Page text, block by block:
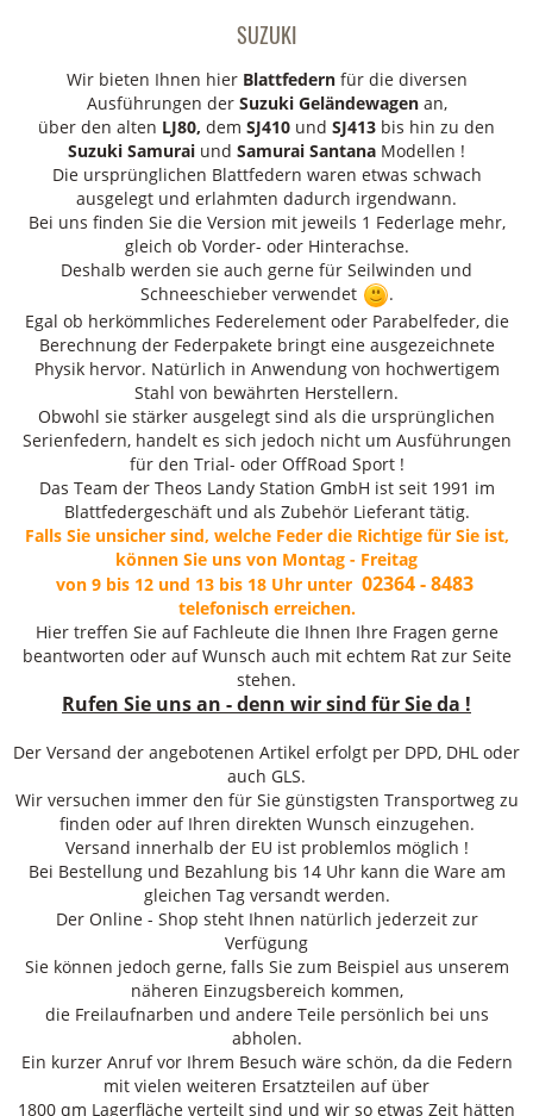
SUZUKI
Wir bieten Ihnen hier Blattfedernfür die diversen
Ausführungen der Suzuki Geländewagenan,
über den alten LJ80, dem SJ410 und SJ413 bis hin zu den
Suzuki Samurai und Samurai Santana Modellen !
Die ursprünglichen Blattfedern waren etwas schwach
ausgelegt und erlahmten dadurch irgendwann.
Bei uns finden Sie die Version mit jeweils 1 Federlage mehr,
gleich ob Vorder- oder Hinterachse.
Deshalb werden sie auch gerne für Seilwinden und
Schneeschieber verwendet
.
Egal ob herkömmliches Federelement oder Parabelfeder, die
Berechnung der Federpakete bringt eine ausgezeichnete
Physik hervor. Natürlich in Anwendung von hochwertigem
Stahl von bewährten Herstellern.
Obwohl sie stärker ausgelegt sind als die ursprünglichen
Serienfedern, handelt es sich jedoch nicht um Ausführungen
für den Trial- oder OffRoad Sport !
Das Team der Theos Landy Station GmbH ist seit 1991 im
Blattfedergeschäft und als Zubehör Lieferant tätig.
Falls Sie unsicher sind, welche Feder die Richtige für Sie ist,
können Sie uns von Montag - Freitag
von 9 bis 12 und 13 bis 18 Uhr unter 02364 - 8483
telefonisch erreichen.
Hier treffen Sie auf Fachleute die Ihnen Ihre Fragen gerne
beantworten oder auf Wunsch auch mit echtem Rat zur Seite
stehen.
Rufen Sie uns an - denn wir sind für Sie da !
Der Versand der angebotenen Artikel erfolgt per DPD, DHL oder
auch GLS.
Wir versuchen immer den für Sie günstigsten Transportweg zu
finden oder auf Ihren direkten Wunsch einzugehen.
Versand innerhalb der EU ist problemlos möglich !
Bei Bestellung und Bezahlung bis 14 Uhr kann die Ware am
gleichen Tag versandt werden.
Der Online - Shop steht Ihnen natürlich jederzeit zur
Verfügung
Sie können jedoch gerne, falls Sie zum Beispiel aus unserem
näheren Einzugsbereich kommen,
die Freilaufnarben und andere Teile persönlich bei uns
abholen.
Ein kurzer Anruf vor Ihrem Besuch wäre schön, da die Federn
mit vielen weiteren Ersatzteilen auf über
1800 qm Lagerfläche verteilt sind und wir so etwas Zeit hätten